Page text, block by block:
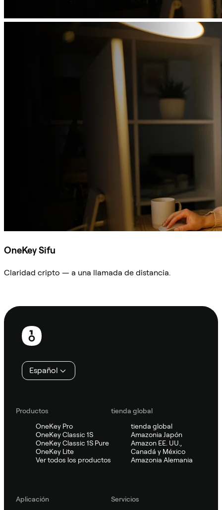
OneKey Sifu
Claridad cripto — a una llamada de distancia.
Pie
página
Español
Productos
OneKey Pro
OneKey Classic 1S
OneKey Classic 1S Pure
OneKey Lite
Ver todos los productos
tienda global
tienda global
Amazonia Japón
Amazon EE. UU.,
Canadá y México
Amazonia Alemania
Aplicación
Servicios